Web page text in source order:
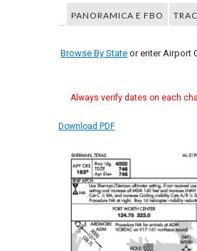
PANORAMICA E FBO
Browse By State or enter Airport
Always verify dates on each
Download PDF